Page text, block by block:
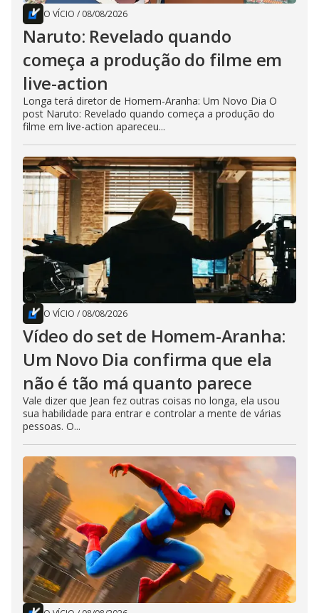
O VÍCIO / 08/08/2026
Naruto: Revelado quando
começa a produção do filme em
live-action
Longa terá diretor de Homem-Aranha: Um Novo Dia O
post Naruto: Revelado quando começa a produção do
filme em live-action apareceu...
O VÍCIO / 08/08/2026
Vídeo do set de Homem-Aranha:
Um Novo Dia confirma que ela
não é tão má quanto parece
Vale dizer que Jean fez outras coisas no longa, ela usou
sua habilidade para entrar e controlar a mente de várias
pessoas. O...